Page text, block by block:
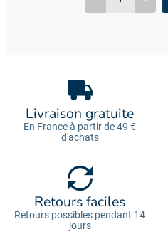
Livraison gratuite
En France à partir de 49 €
d'achats
Retours faciles
Retours possibles pendant 14
jours